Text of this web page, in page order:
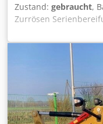
Zustand: gebraucht,
Zurrösen
Hoflader-WS SWH /
ROPS-
hydraul.
Arbeitsscheinwerfer